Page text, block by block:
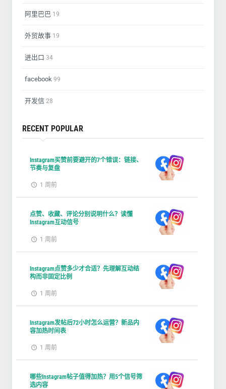
阿里巴巴 19
外贸故事 19
进出口 34
facebook 99
开发信 28
RECENT POPULAR
Instagram买赞前要避开的7个错误：链接、
节奏与复盘
1 周前
点赞、收藏、评论分别说明什么？读懂
Instagram互动信号
1 周前
Instagram点赞多少才合适？先理解互动结
构而非固定比例
1 周前
Instagram发帖后72小时怎么运营？新品内
容加热时间表
1 周前
哪些Instagram帖子值得加热？用5个信号筛
选内容